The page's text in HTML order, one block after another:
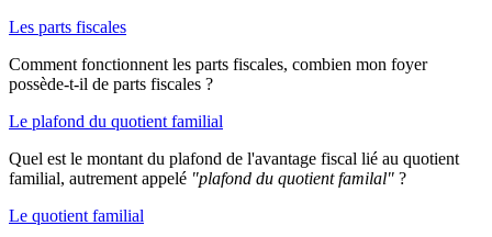
Les parts fiscales
Comment fonctionnent les parts fiscales, combien mon foyer
possède-t-il de parts fiscales ?
Le plafond du quotient familial
Quel est le montant du plafond de l'avantage fiscal lié au quotient
familial, autrement appelé "plafond du quotient familal" ?
Le quotient familial